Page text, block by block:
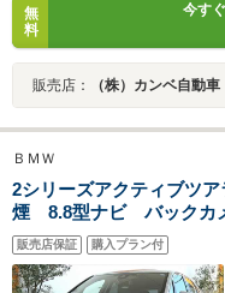
無
料
今す
販売店： （株）カンベ自動車
ＢＭＷ
2シリーズアクティブツ
煙 8.8型ナビ バックカ
ィスタンスコントロー
ト シートヒーター ル
16型AW 電動パーキン
販売店保証 購入プラン付